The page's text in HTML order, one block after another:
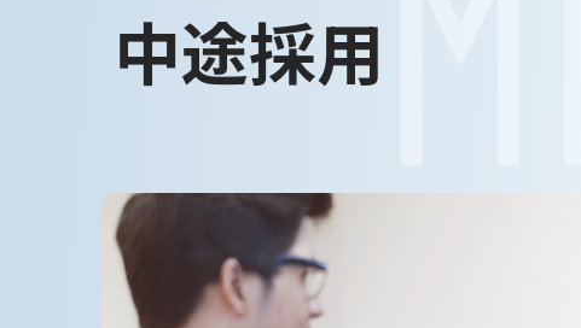
中途採用